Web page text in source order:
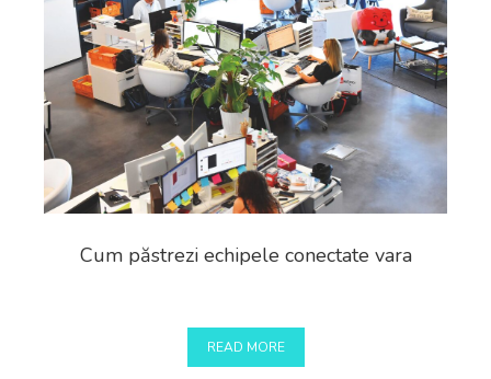
Cum păstrezi echipele conectate vara
READ MORE